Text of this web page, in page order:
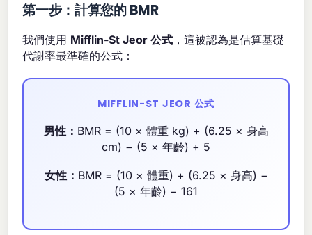
第一步：計算您的 BMR
我們使用 Mifflin-St Jeor 公式 ，這被認為是估算基礎
代謝率最準確的公式：
MIFFLIN-ST JEOR 公式
男性： BMR = (10 × 體重 kg) + (6.25 × 身高
cm) − (5 × 年齡) + 5
女性： BMR = (10 × 體重) + (6.25 × 身高) −
(5 × 年齡) − 161